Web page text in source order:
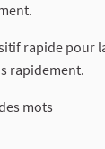
rapide pour
rapidement.
mots